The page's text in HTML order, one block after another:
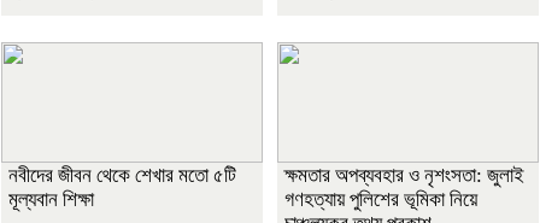
নবীদের জীবন থেকে শেখার মতো ৫টি
মূল্যবান শিক্ষা
ক্ষমতার অপব্যবহার ও নৃশংসতা: জুলাই
গণহত্যায় পুলিশের ভূমিকা নিয়ে